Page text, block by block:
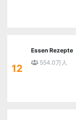
12
Essen Rezepte
554.0万人